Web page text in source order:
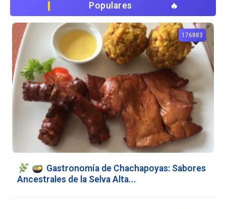
Populares
Gastronomía de Chachapoyas: Sabores
Ancestrales de la Selva Alta...
176883